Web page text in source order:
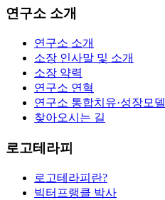
연구소 소개
연구소 소개
소장 인사말 및 소개
소장 약력
연구소 연혁
연구소 통합치유·성장모델
찾아오시는 길
로고테라피
로고테라피란?
빅터프랭클 박사